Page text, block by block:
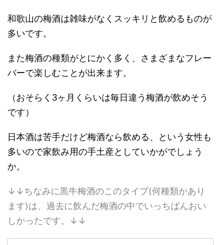
和歌山の梅酒は雑味がなくスッキリと飲めるものが
多いです。
また梅酒の種類がとにかく多く、さまざまなフレー
バーで楽しむことが出来ます。
（おそらく3ヶ月くらいは毎日違う梅酒が飲めそう
です）
日本酒は苦手だけど梅酒なら飲める、という女性も
多いので家飲み用の手土産としていかがでしょう
か。
↓↓ちなみに黒牛梅酒のこのタイプ(何種類かあり
ます)は、過去に飲んだ梅酒の中でいっちばんおい
しかったです。↓↓